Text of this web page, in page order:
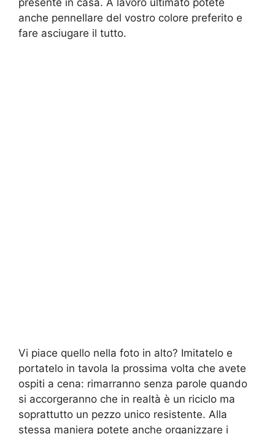
presente in casa. A lavoro ultimato potete
anche pennellare del vostro colore preferito e
fare asciugare il tutto.
Vi piace quello nella foto in alto? Imitatelo e
portatelo in tavola la prossima volta che avete
ospiti a cena: rimarranno senza parole quando
si accorgeranno che in realtà è un riciclo ma
soprattutto un pezzo unico resistente. Alla
stessa maniera potete anche organizzare i